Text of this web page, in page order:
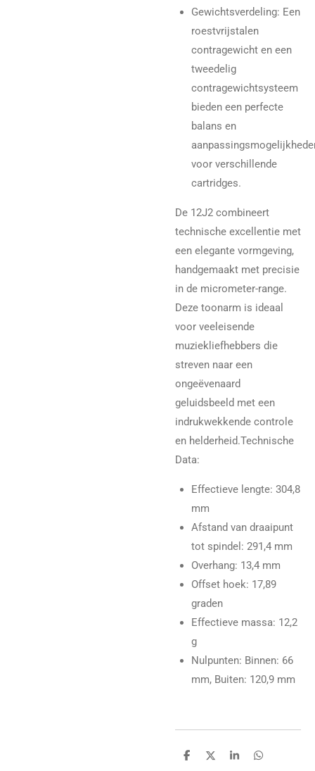
Gewichtsverdeling: Een
roestvrijstalen
contragewicht en een
tweedelig
contragewichtsysteem
bieden een perfecte
balans en
voor verschillende
cartridges.
De 12J2 combineert
technische excellentie met
een elegante vormgeving,
handgemaakt met precisie
in de micrometer-range.
Deze toonarm is ideaal
voor veeleisende
muziekliefhebbers die
streven naar een
ongeëvenaard
geluidsbeeld met een
indrukwekkende controle
en helderheid.Technische
Data:
Effectieve lengte: 304,8
mm
Afstand van draaipunt
tot spindel : 291,4 mm
Overhang: 13,4 mm
Offset hoek: 17,89
graden
Effectieve massa: 12,2
g
Nulpunten: Binnen: 66
mm, Buiten: 120,9 mm
D
D
S
D